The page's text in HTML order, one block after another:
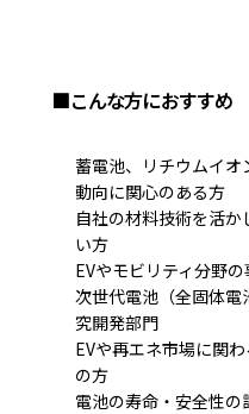
■こんな方におすすめ
蓄電池、リチウムイ
動向に関心のある方
自社の材料技術を活
い方
EVやモビリティ分野
次世代電池（全固体
究開発部門
EVや再エネ市場に関
の方
電池の寿命・安全性